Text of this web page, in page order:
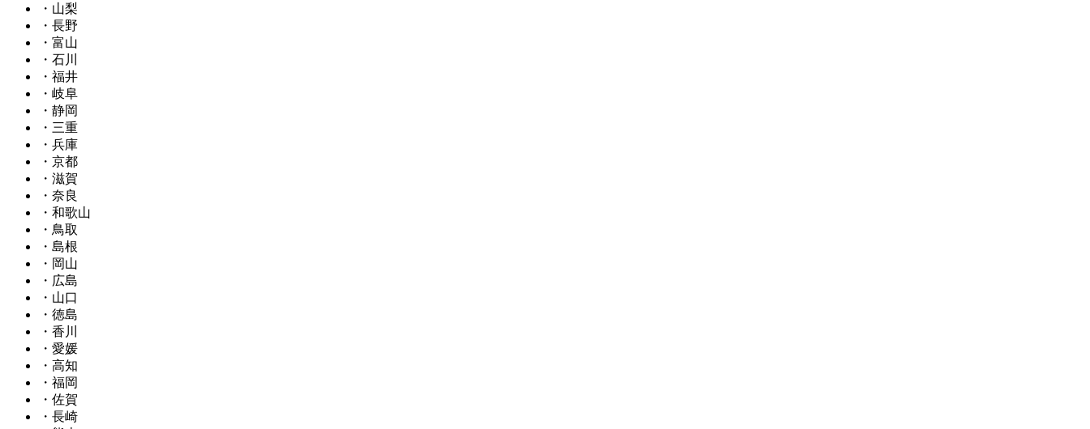
・山梨
・長野
・富山
・石川
・福井
・岐阜
・静岡
・三重
・兵庫
・京都
・滋賀
・奈良
・和歌山
・鳥取
・島根
・岡山
・広島
・山口
・徳島
・香川
・愛媛
・高知
・福岡
・佐賀
・長崎